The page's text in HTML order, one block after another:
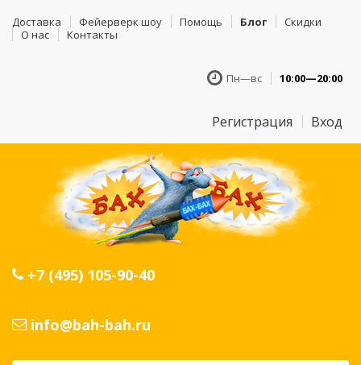
Доставка Фейерверк шоу Помощь Блог
Скидки
О нас
Контакты
Пн—вс 10:00—20:00
Регистрация Вход
+7 (495) 105-90-40
info@bah-bah.ru